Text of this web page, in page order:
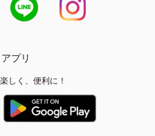
プリ
しく、便利に！